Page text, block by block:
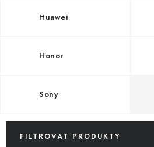
DRŽÁKY A STOJÁNKY
KONTAKTY
Huawei
Honor
Sony
FILTROVAT PRODUKTY